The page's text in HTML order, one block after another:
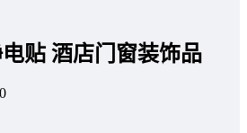
贴 酒店门窗装饰品